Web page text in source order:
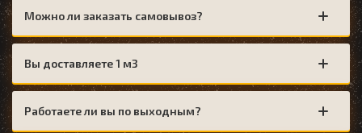
Можно ли заказать самовывоз?
Вы доставляете 1 м3
Работаете ли вы по выходным?